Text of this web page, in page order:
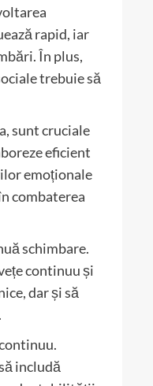
rapid, iar
În plus,
trebuie să
sunt cruciale
eficient
emoționale
combaterea
schimbare.
continuu și
dar și să
includă